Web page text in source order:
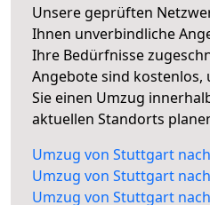
Unsere geprüften
Ihnen unverbindliche
Ihre Bedürfnisse
Angebote sind kostenlos,
Sie einen Umzug
aktuellen Standorts
Umzug von Stuttgart
Umzug von Stuttgart
Umzug von Stuttgart